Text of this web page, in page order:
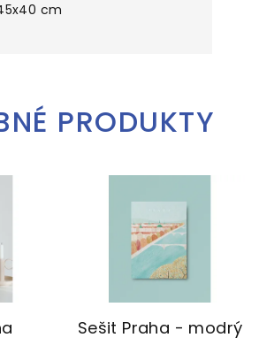
cm
PRODUKTY
Sešit Praha - modrý